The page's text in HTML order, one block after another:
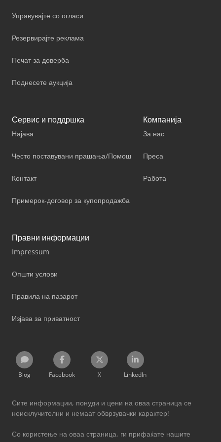
Управувајте со огласи
Резервирајте реклама
Печат за доверба
Поднесете аукција
Сервис и поддршка
Најава
Често поставувани прашања/Помош
Контакт
Примерок-договор за купопродажба
Компанија
За нас
Преса
Работа
Правни информации
Impressum
Општи услови
Правила на пазарот
Изјава за приватност
Blog Facebook X LinkedIn
Сите информации, понуди и цени на оваа страница се
неисклучителни и немаат обврзувачки карактер!
Со користење на оваа страница, ги прифаќате нашите